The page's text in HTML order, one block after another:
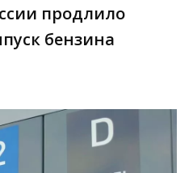
продлило
бензина